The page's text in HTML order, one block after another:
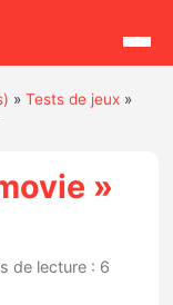
»Tests de jeux »
»
de lecture : 6